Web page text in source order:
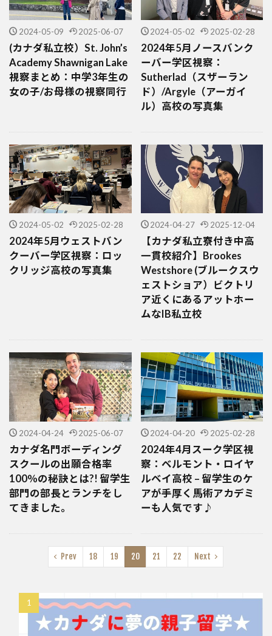
2024-05-09 2025-06-07
(カナダ私立校）St. John’s
Academy Shawnigan Lake
視察まとめ：中学3年生の
女の子/お母様の視察同行
2024-05-02 2025-02-28
2024年5月ノースバンク
ーバー学区視察：
Sutherlad（スザーラン
ド）/Argyle（アーガイ
ル）高校の写真集
2024-05-02 2025-02-28
2024年5月ウェストバン
クーバー学区視察：ロッ
クリッジ高校の写真集
2024-04-27 2025-12-04
【カナダ私立寮付き中高
一貫校紹介】Brookes
Westshore (ブルークスウ
ェストショア）ビクトリ
ア近くにあるアットホー
ムなIB私立校
2024-04-24 2025-06-07
カナダ名門ボーディング
スクールの出願合格率
100％の秘訣とは?! 留学生
部門の部長とランチをし
てきました。
2024-04-20 2025-02-28
2024年4月スーク学区視
察：ベルモント・ロイヤ
ルベイ高校 – 留学生のケ
アが手厚く馬術アカデミ
ーも人気です♪
Prev 18 19 20 21 22 Next